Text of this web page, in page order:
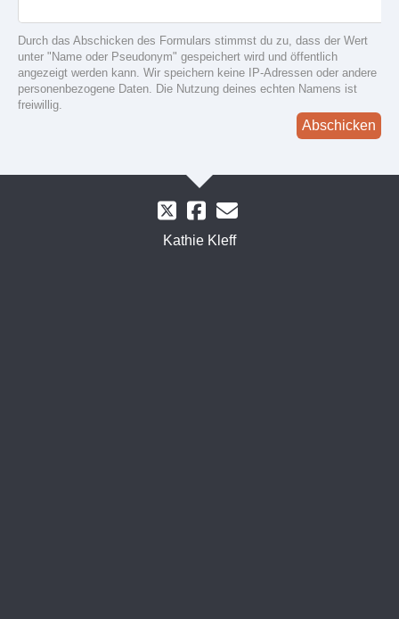
Durch das Abschicken des Formulars stimmst du zu, dass der Wert
unter "Name oder Pseudonym" gespeichert wird und öffentlich
angezeigt werden kann. Wir speichern keine IP-Adressen oder andere
personenbezogene Daten. Die Nutzung deines echten Namens ist
freiwillig.
Abschicken
Kathie Kleff